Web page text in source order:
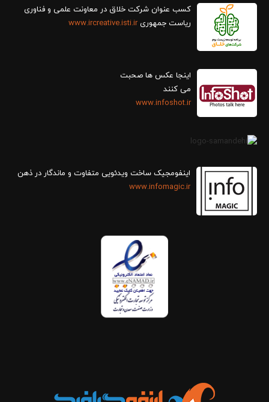
کسب عنوان شرکت خلاق در معاونت علمی و فناوری
ریاست جمهوریwww.ircreative.isti.ir
اینجا عکس ها صحبت
می کنند
www.infoshot.ir
اینفومجیک ساخت ویدئویی متفاوت و ماندگار در ذهن
www.infomagic.ir